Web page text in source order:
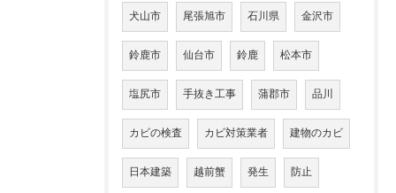
犬山市 尾張旭市 石川県 金沢市
鈴鹿市 仙台市 鈴鹿 松本市
塩尻市 手抜き工事 蒲郡市 品川
カビの検査 カビ対策業者 建物のカビ
日本建築 越前蟹 発生 防止